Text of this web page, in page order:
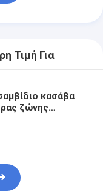
Τιμή Για
κασάβα
ζώνης